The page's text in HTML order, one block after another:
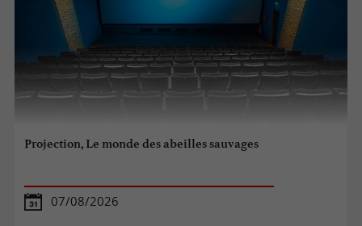
Projection, Le monde des abeilles sauvages
07/08/2026